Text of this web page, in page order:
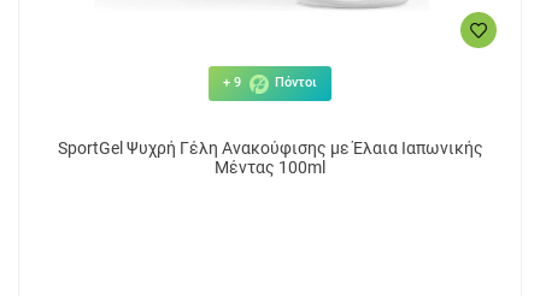
+ 9 Πόντοι
SportGel Ψυχρή Γέλη Ανακούφισης με Έλαια Ιαπωνικής
Μέντας 100ml